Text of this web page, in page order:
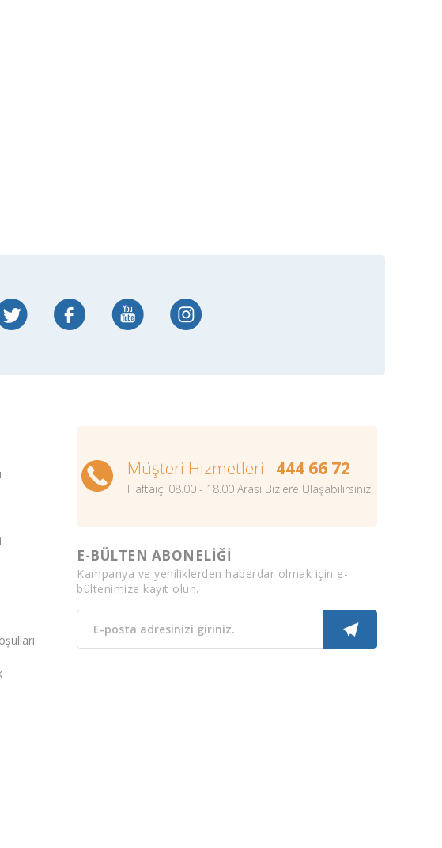
Müşteri Hizmetleri : 444 66 72
Haftaiçi 08.00 - 18.00 Arası Bizlere Ulaşabilirsiniz.
E-BÜLTEN ABONELİĞİ
Kampanya ve yeniliklerden haberdar olmak için e-
bültenimize kayıt olun.